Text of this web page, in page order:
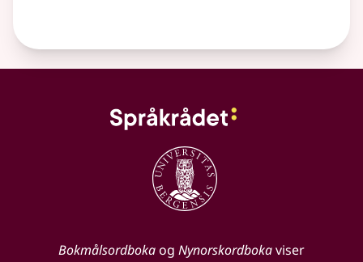
Bokmålsordbokaog Nynorskordbokaviser